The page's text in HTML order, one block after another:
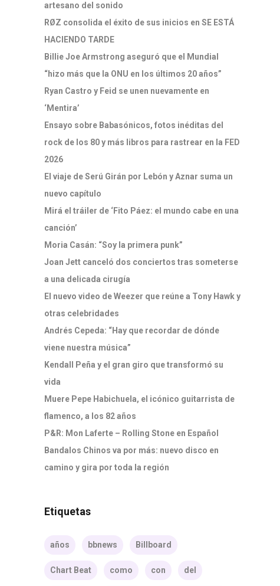
artesano del sonido
RØZ consolida el éxito de sus inicios en SE ESTÁ
HACIENDO TARDE
Billie Joe Armstrong aseguró que el Mundial
“hizo más que la ONU en los últimos 20 años”
Ryan Castro y Feid se unen nuevamente en
‘Mentira’
Ensayo sobre Babasónicos, fotos inéditas del
rock de los 80 y más libros para rastrear en la FED
2026
El viaje de Serú Girán por Lebón y Aznar suma un
nuevo capítulo
Mirá el tráiler de ‘Fito Páez: el mundo cabe en una
canción’
Moria Casán: “Soy la primera punk”
Joan Jett canceló dos conciertos tras someterse
a una delicada cirugía
El nuevo video de Weezer que reúne a Tony Hawk y
otras celebridades
Andrés Cepeda: “Hay que recordar de dónde
viene nuestra música”
Kendall Peña y el gran giro que transformó su
vida
Muere Pepe Habichuela, el icónico guitarrista de
flamenco, a los 82 años
P&R: Mon Laferte – Rolling Stone en Español
Bandalos Chinos va por más: nuevo disco en
camino y gira por toda la región
Etiquetas
años bbnews Billboard
Chart Beat como con del